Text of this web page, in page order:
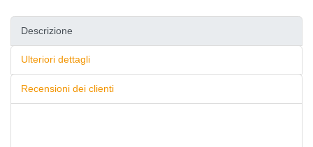
Descrizione
Ulteriori dettagli
Recensioni dei clienti